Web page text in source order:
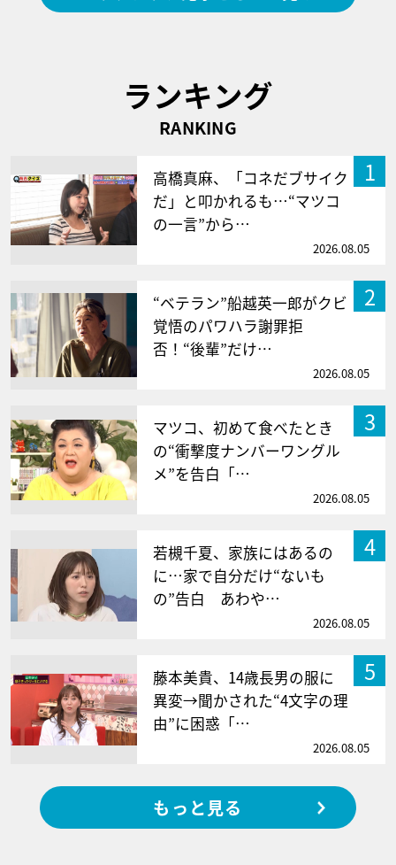
ランキング
RANKING
1
高橋真麻、「コネだブサイク
だ」と叩かれるも…“マツコ
の一言”から…
2026.08.05
2
“ベテラン”船越英一郎がクビ
覚悟のパワハラ謝罪拒
否！“後輩”だけ…
2026.08.05
3
マツコ、初めて食べたとき
の“衝撃度ナンバーワングル
メ”を告白「…
2026.08.05
4
若槻千夏、家族にはあるの
に…家で自分だけ“ないも
の”告白 あわや…
2026.08.05
5
藤本美貴、14歳長男の服に
異変→聞かされた“4文字の理
由”に困惑「…
2026.08.05
もっと見る